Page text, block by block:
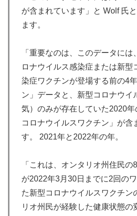
が含まれています」と Wolf 氏
ます。
「重要なのは、このデータには
ロナウイルス感染症または新型
染症ワクチンが登場する前の4
ン」データと、新型コロナウイ
気）のみが存在していた2020
コロナウイルスワクチン」が含
す。 2021年と2022年の年。
「これは、オンタリオ州住民の
が2022年3月30日までに2回の
た新型コロナウイルスワクチン
リオ州民が経験した健康状態の